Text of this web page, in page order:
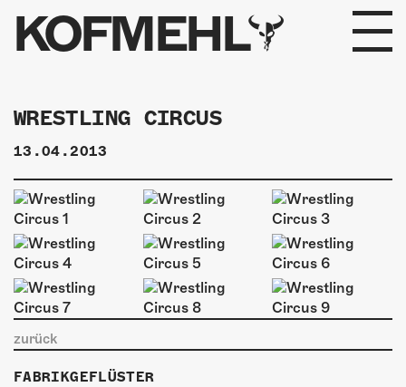
KOFMEHL
PROGRAMM
FABRIKGEFLÜSTER
GALERIE
FOTOGALERIE
PHOTOMAT
INFOS
KONTAKT
WRESTLING CIRCUS
13.04.2013
zurück
FABRIKGEFLÜSTER